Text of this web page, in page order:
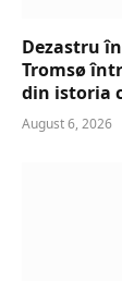
Dezastru
Tromsø
din istoria
August 6, 2026